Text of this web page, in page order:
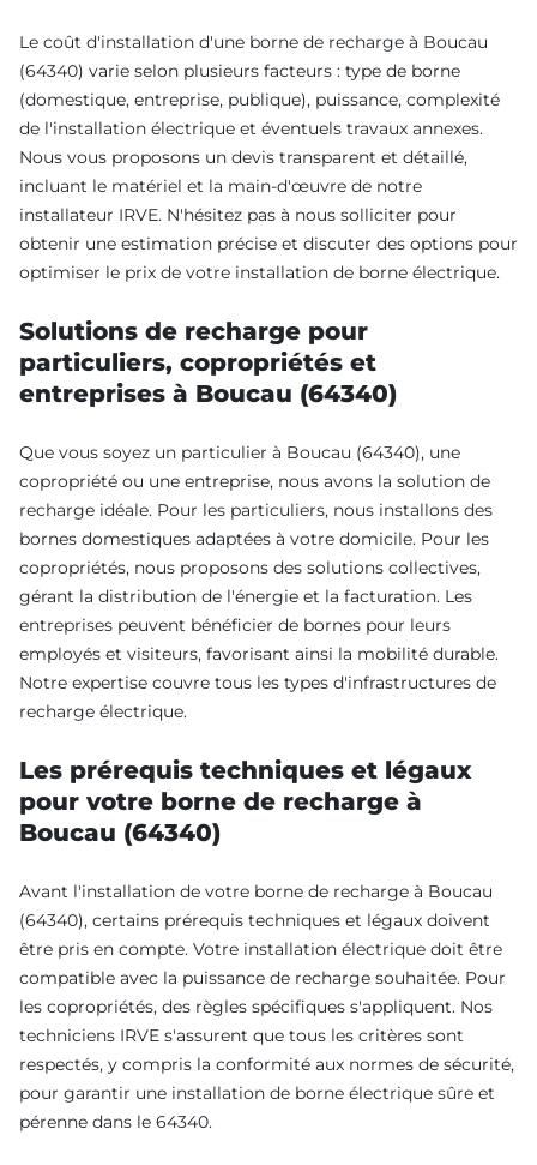
Le coût d'installation d'une borne de recharge à Boucau
(64340) varie selon plusieurs facteurs : type de borne
(domestique, entreprise, publique), puissance, complexité
de l'installation électrique et éventuels travaux annexes.
Nous vous proposons un devis transparent et détaillé,
incluant le matériel et la main-d'œuvre de notre
installateur IRVE. N'hésitez pas à nous solliciter pour
obtenir une estimation précise et discuter des options pour
optimiser le prix de votre installation de borne électrique.
Solutions de recharge pour
particuliers, copropriétés et
entreprises à Boucau (64340)
Que vous soyez un particulier à Boucau (64340), une
copropriété ou une entreprise, nous avons la solution de
recharge idéale. Pour les particuliers, nous installons des
bornes domestiques adaptées à votre domicile. Pour les
copropriétés, nous proposons des solutions collectives,
gérant la distribution de l'énergie et la facturation. Les
entreprises peuvent bénéficier de bornes pour leurs
employés et visiteurs, favorisant ainsi la mobilité durable.
Notre expertise couvre tous les types d'infrastructures de
recharge électrique.
Les prérequis techniques et légaux
pour votre borne de recharge à
Boucau (64340)
Avant l'installation de votre borne de recharge à Boucau
(64340), certains prérequis techniques et légaux doivent
être pris en compte. Votre installation électrique doit être
compatible avec la puissance de recharge souhaitée. Pour
les copropriétés, des règles spécifiques s'appliquent. Nos
techniciens IRVE s'assurent que tous les critères sont
respectés, y compris la conformité aux normes de sécurité,
pour garantir une installation de borne électrique sûre et
pérenne dans le 64340.